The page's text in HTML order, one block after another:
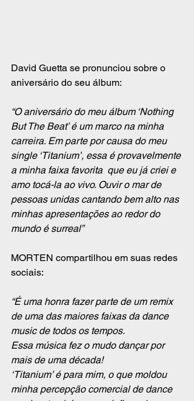
David Guetta se pronunciou sobre o
aniversário do seu álbum:
“O aniversário do meu álbum ‘Nothing
But The Beat’ é um marco na minha
carreira. Em parte por causa do meu
single ‘Titanium’, essa é provavelmente
a minha faixa favorita  que eu já criei e
amo tocá-la ao vivo. Ouvir o mar de
pessoas unidas cantando bem alto nas
minhas apresentações ao redor do
mundo é surreal”
MORTEN compartilhou em suas redes
sociais:
“É uma honra fazer parte de um remix
de uma das maiores faixas da dance
music de todos os tempos.
Essa música fez o mudo dançar por
mais de uma década!
‘Titanium’ é para mim, o que moldou
minha percepção comercial de dance